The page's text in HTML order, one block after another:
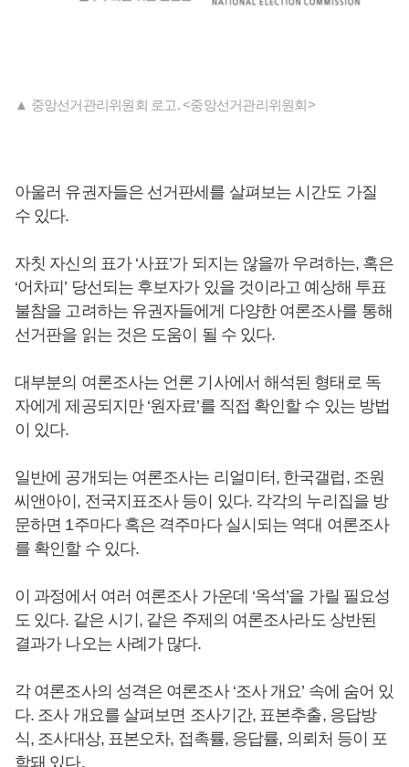
▲ 중앙선거관리위원회 로고. <중앙선거관리위원회>
아울러 유권자들은 선거판세를 살펴보는 시간도 가질
수 있다.
자칫 자신의 표가 ‘사표’가 되지는 않을까 우려하는, 혹은
‘어차피’ 당선되는 후보자가 있을 것이라고 예상해 투표
불참을 고려하는 유권자들에게 다양한 여론조사를 통해
선거판을 읽는 것은 도움이 될 수 있다.
대부분의 여론조사는 언론 기사에서 해석된 형태로 독
자에게 제공되지만 ‘원자료’를 직접 확인할 수 있는 방법
이 있다.
일반에 공개되는 여론조사는 리얼미터, 한국갤럽, 조원
씨앤아이, 전국지표조사 등이 있다. 각각의 누리집을 방
문하면 1주마다 혹은 격주마다 실시되는 역대 여론조사
를 확인할 수 있다.
이 과정에서 여러 여론조사 가운데 ‘옥석’을 가릴 필요성
도 있다. 같은 시기, 같은 주제의 여론조사라도 상반된
결과가 나오는 사례가 많다.
각 여론조사의 성격은 여론조사 ‘조사 개요’ 속에 숨어 있
다. 조사 개요를 살펴보면 조사기간, 표본추출, 응답방
식, 조사대상, 표본오차, 접촉률, 응답률, 의뢰처 등이 포
함돼 있다.